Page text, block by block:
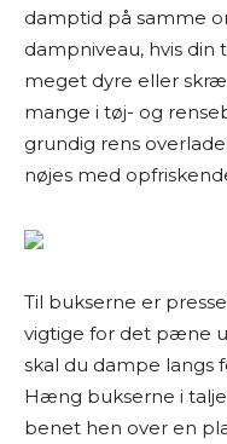
damptid på samme
dampniveau, hvis din
meget dyre eller
mange i tøj- og
grundig rens
nøjes med
Til bukserne er
vigtige for det pæne
skal du dampe langs
Hæng bukserne i
benet hen over en